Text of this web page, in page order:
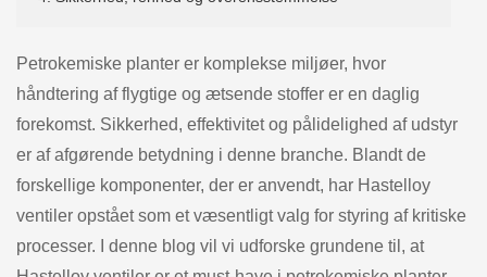
Petrokemiske planter er komplekse miljøer, hvor
håndtering af flygtige og ætsende stoffer er en daglig
forekomst. Sikkerhed, effektivitet og pålidelighed af udstyr
er af afgørende betydning i denne branche. Blandt de
forskellige komponenter, der er anvendt, har Hastelloy
ventiler opstået som et væsentligt valg for styring af kritiske
processer. I denne blog vil vi udforske grundene til, at